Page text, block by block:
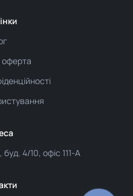
оферта
буд. 4/10, офіс 111-А